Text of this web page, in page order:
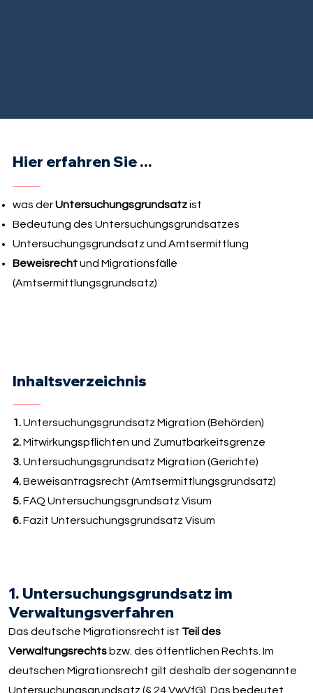
Hier erfahren Sie ...
was derUntersuchungsgrundsatzist
Bedeutung des Untersuchungsgrundsatzes
Untersuchungsgrundsatz und Amtsermittlung
Beweisrechtund Migrationsfälle
(Amtsermittlungsgrundsatz)
Inhaltsverzeichnis
1.Untersuchungsgrundsatz Migration (Behörden)
2.Mitwirkungspflichten und Zumutbarkeitsgrenze
3.Untersuchungsgrundsatz Migration (Gerichte)
4.Beweisantragsrecht (Amtsermittlungsgrundsatz)
5.FAQ Untersuchungsgrundsatz Visum
6.Fazit Untersuchungsgrundsatz Visum
1. Untersuchungsgrundsatz im
Verwaltungsverfahren
Das deutsche Migrationsrecht ist Teil des
Verwaltungsrechts bzw. des öffentlichen Rechts. Im
deutschen Migrationsrecht gilt deshalb der sogenannte
Untersuchungsgrundsatz (§ 24 VwVfG). Das bedeutet,